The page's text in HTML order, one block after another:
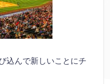
込んで新しいことにチ